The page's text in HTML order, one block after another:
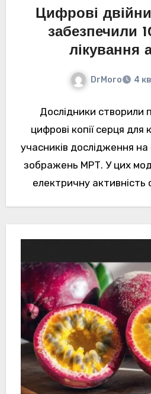
Цифрові
забезпечили
лікування
DrMoro 4
Дослідники створили
цифрові копії серця для
учасників дослідження на
зображень МРТ. У цих
електричну активність